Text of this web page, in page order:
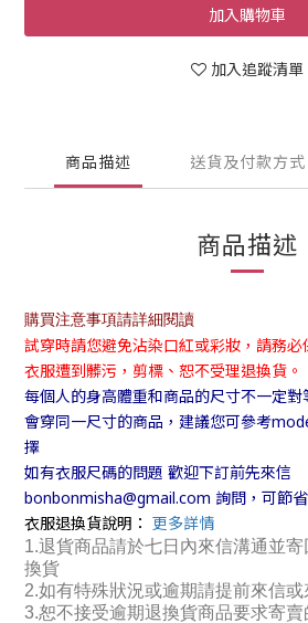
加入購物車
加入追蹤清單
商品描述 送貨及付款方式
商品描述
購買注意事項請詳細閱讀
試穿時請您避免沾染口紅或彩妝，請務
衣服遭到髒污，剪標、恕不受理退換貨。
每個人的身高體重和商品的尺寸不一定
會穿同一尺寸的商品，建議您可參考
擇
如有衣服尺碼的問題 歡迎下訂前先來信
bonbonmisha@gmail.com 詢問，可節
衣服退換貨說明： 更多詳情
1.退貨商品請於七日內來信溝通並
換貨
2.如有特殊狀況或逾期請提前來信或
3.恕不接受逾期退換貨商品要求寄賣